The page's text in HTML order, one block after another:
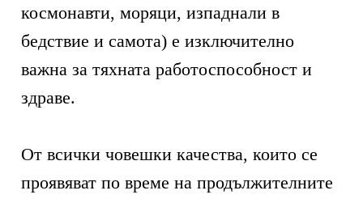
космонавти, моряци, изпаднали в
бедствие и самота) е изключително
важна за тяхната работоспособност и
здраве.
От всички човешки качества, които се
проявяват по време на продължителните